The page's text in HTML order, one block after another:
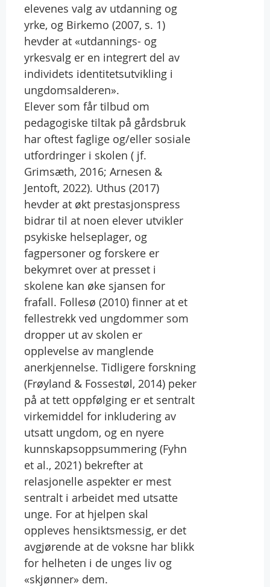
elevenes valg av utdanning og
yrke, og Birkemo (2007, s. 1)
hevder at «utdannings- og
yrkesvalg er en integrert del av
individets identitetsutvikling i
ungdomsalderen».
Elever som får tilbud om
pedagogiske tiltak på gårdsbruk
har oftest faglige og/eller sosiale
utfordringer i skolen ( jf.
Grimsæth, 2016; Arnesen &
Jentoft, 2022). Uthus (2017)
hevder at økt prestasjonspress
bidrar til at noen elever utvikler
psykiske helseplager, og
fagpersoner og forskere er
bekymret over at presset i
skolene kan øke sjansen for
frafall. Follesø (2010) finner at et
fellestrekk ved ungdommer som
dropper ut av skolen er
opplevelse av manglende
anerkjennelse. Tidligere forskning
(Frøyland & Fossestøl, 2014) peker
på at tett oppfølging er et sentralt
virkemiddel for inkludering av
utsatt ungdom, og en nyere
kunnskapsoppsummering (Fyhn
et al., 2021) bekrefter at
relasjonelle aspekter er mest
sentralt i arbeidet med utsatte
unge. For at hjelpen skal
oppleves hensiktsmessig, er det
avgjørende at de voksne har blikk
for helheten i de unges liv og
«skjønner» dem.